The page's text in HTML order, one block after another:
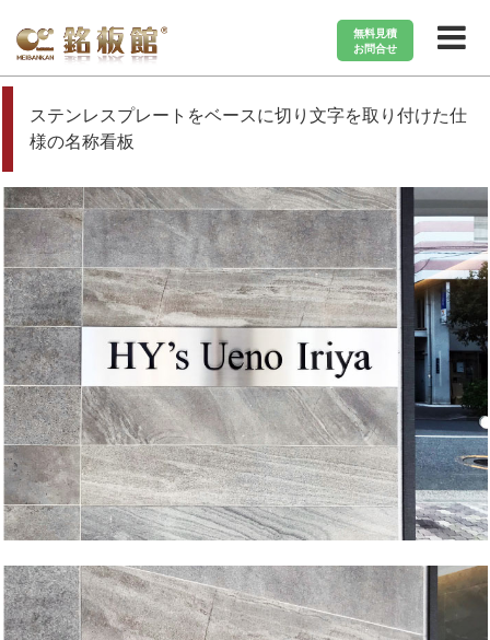
施工事例から探す アパート・マンション
ステンレスプレートをベースに切り文字を取り付けた仕
様の名称看板
無料見積
お問合せ